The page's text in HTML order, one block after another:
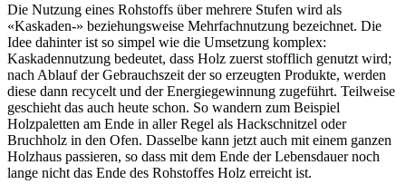
Die Nutzung eines Rohstoffs über mehrere Stufen wird als
«Kaskaden-» beziehungsweise Mehrfachnutzung bezeichnet. Die
Idee dahinter ist so simpel wie die Umsetzung komplex:
Kaskadennutzung bedeutet, dass Holz zuerst stofflich genutzt wird;
nach Ablauf der Gebrauchszeit der so erzeugten Produkte, werden
diese dann recycelt und der Energiegewinnung zugeführt. Teilweise
geschieht das auch heute schon. So wandern zum Beispiel
Holzpaletten am Ende in aller Regel als Hackschnitzel oder
Bruchholz in den Ofen. Dasselbe kann jetzt auch mit einem ganzen
Holzhaus passieren, so dass mit dem Ende der Lebensdauer noch
lange nicht das Ende des Rohstoffes Holz erreicht ist.